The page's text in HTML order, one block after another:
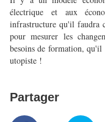
électrique et aux
infrastructure qu'il faudra
pour mesurer les
besoins de formation,
utopiste !
Partager